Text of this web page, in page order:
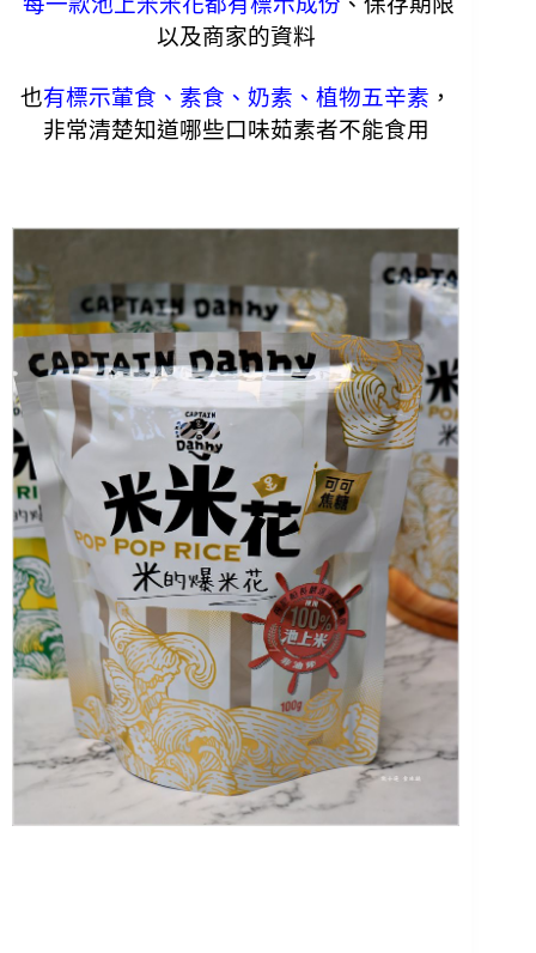
以及商家的資料
也有標示葷食、素食、奶素、植物五辛素 ，
非常清楚知道哪些口味茹素者不能食用